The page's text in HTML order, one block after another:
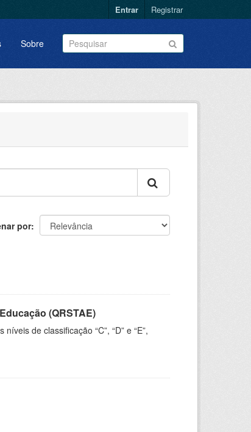
Entrar Registrar
Sobre
por
(QRSTAE)
de classificação “C”, “D” e “E”,